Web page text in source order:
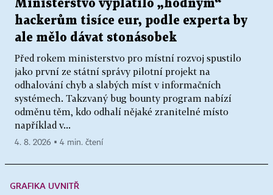
Ministerstvo vyplatilo „hodným“
hackerům tisíce eur, podle experta by
ale mělo dávat stonásobek
Před rokem ministerstvo pro místní rozvoj spustilo
jako první ze státní správy pilotní projekt na
odhalování chyb a slabých míst v informačních
systémech. Takzvaný bug bounty program nabízí
odměnu těm, kdo odhalí nějaké zranitelné místo
například v...
4. 8. 2026 ▪ 4 min. čtení
GRAFIKA UVNITŘ